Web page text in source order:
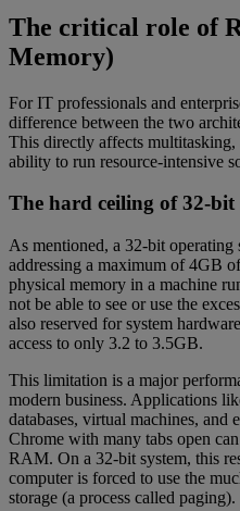
The critical role of
Memory)
For IT professionals and
difference between the two
This directly affects
ability to run resource-intensive
The hard ceiling of 32-bit
As mentioned, a 32-bit operating
addressing a maximum of 4GB
physical memory in a machine
not be able to see or use the
also reserved for system
access to only 3.2 to 3.5GB.
This limitation is a major
modern business. Applications
databases, virtual machines,
Chrome with many tabs open
RAM. On a 32-bit system, this
computer is forced to use the
storage (a process called paging).